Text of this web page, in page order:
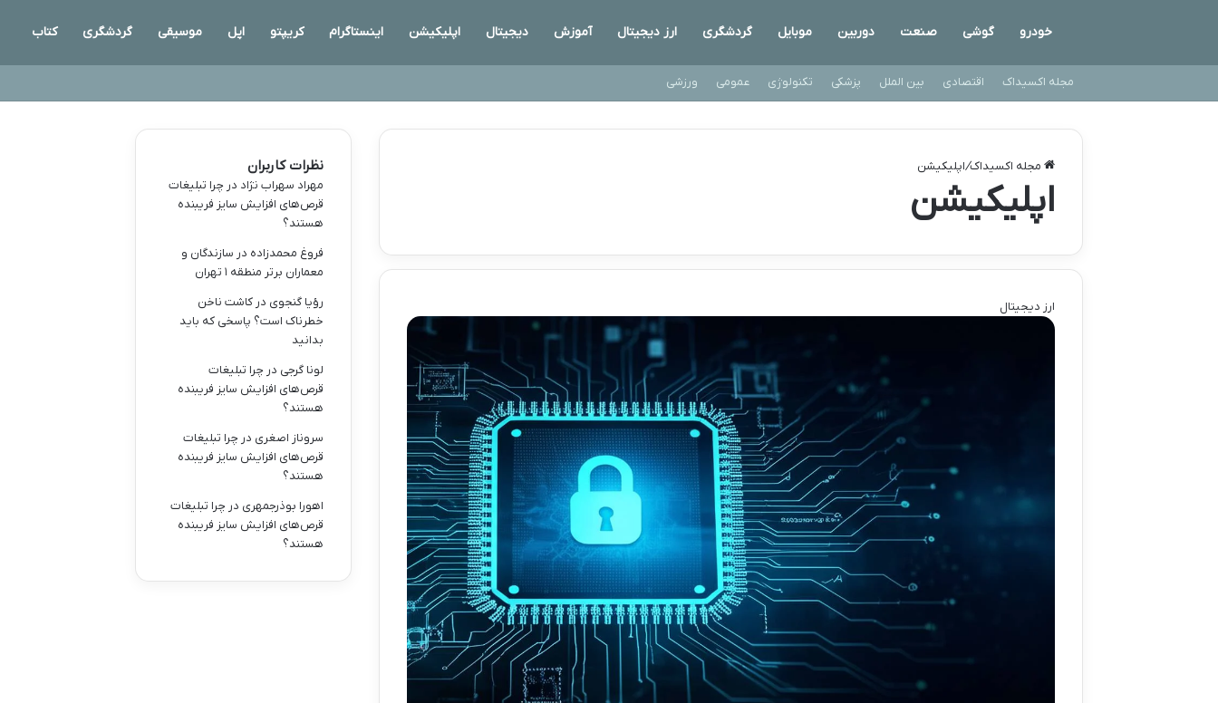
خودرو گوشی صنعت دوربین موبایل گردشگری ارز دیجیتال آموزش دیجیتال اپلیکیشن اینستاگرام کریپتو اپل موسیقی گردشگری کتاب
مجله اکسیداک اقتصادی بین الملل پزشکی تکنولوژی عمومی ورزشی
مجله اکسیداک/اپلیکیشن
اپلیکیشن
ارز دیجیتال
نظرات کاربران
مهراد سهراب نژاد در چرا تبلیغات
قرص‌های افزایش سایز فریبنده
هستند؟
فروغ محمدزاده در سازندگان و
معماران برتر منطقه ۱ تهران
رؤیا گنجوی در کاشت ناخن
خطرناک است؟ پاسخی که باید
بدانید
لونا گرجی در چرا تبلیغات
قرص‌های افزایش سایز فریبنده
هستند؟
سروناز اصغری در چرا تبلیغات
قرص‌های افزایش سایز فریبنده
هستند؟
اهورا بوذرجمهری در چرا تبلیغات
قرص‌های افزایش سایز فریبنده
هستند؟